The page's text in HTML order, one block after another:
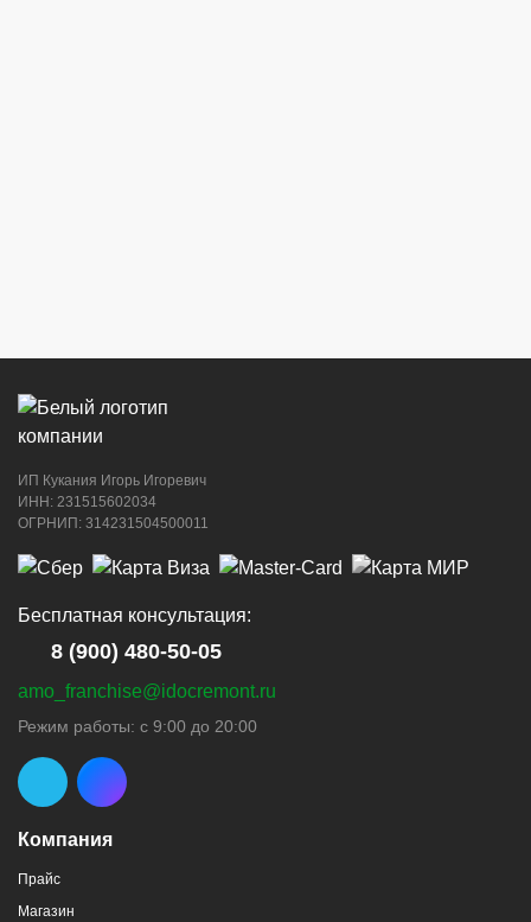
ИП Кукания Игорь Игоревич
ИНН: 231515602034
ОГРНИП: 314231504500011
Компания
Прайс
Магазин
Бесплатная консультация:
8 (900) 480-50-05
amo_franchise@idocremont.ru
Режим работы: с 9:00 до 20:00